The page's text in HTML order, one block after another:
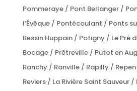
Pommeraye / Pont Bellanger /
l’Évêque / Pontécoulant / Ponts
Bessin Huppain / Potigny / Le Pré
Bocage / Prêtreville / Putot en
Ranchy / Ranville / Rapilly /
Reviers / La Rivière Saint Sauveur